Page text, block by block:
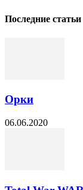
Последние статьи
Орки
06.06.2020